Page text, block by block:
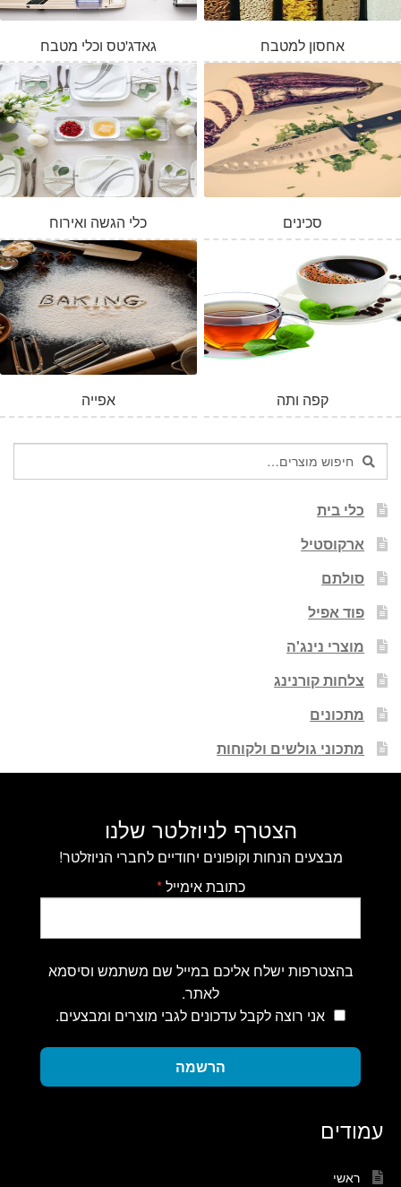
גאדג'טס וכלי מטבח אחסון למטבח
כלי הגשה ואירוח סכינים
אפייה קפה ותה
חיפוש
עבור:
חיפוש
כלי בית
ארקוסטיל
סולתם
פוד אפיל
מוצרי נינג'ה
צלחות קורנינג
מתכונים
מתכוני גולשים ולקוחות
הצטרף לניוזלטר שלנו
מבצעים הנחות וקופונים יחודיים לחברי הניוזלטר!
כתובת אימייל*
בהצטרפות ישלח אליכם במייל שם משתמש וסיסמא
לאתר.
אני רוצה לקבל עדכונים לגבי מוצרים ומבצעים.
הרשמה
עמודים
ראשי